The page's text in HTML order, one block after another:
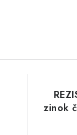
zinok